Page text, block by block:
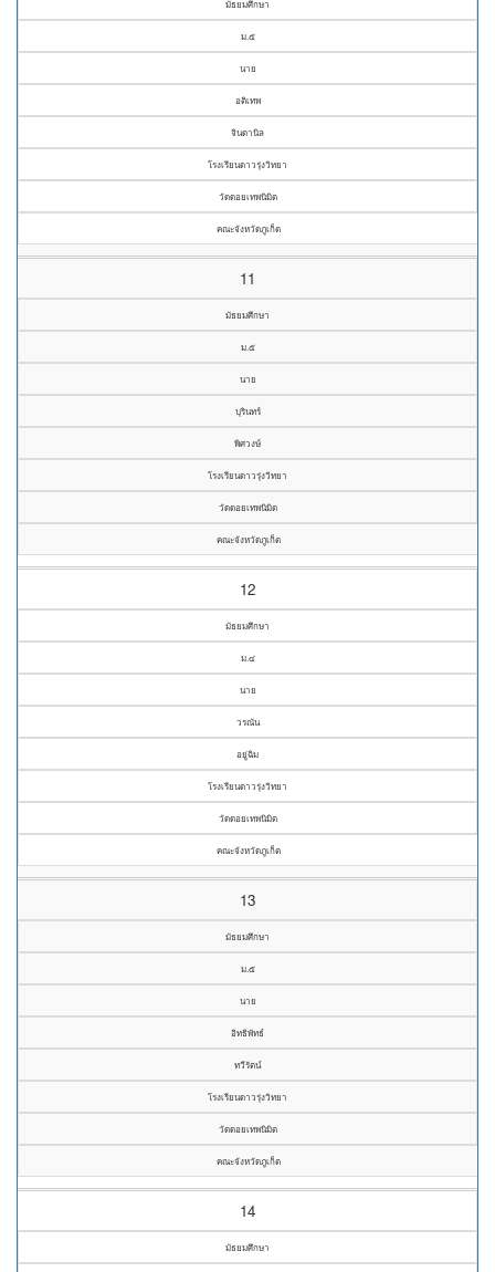
มัธยมศึกษา
ม.๕
นาย
อติเทพ
จินดานิล
โรงเรียนดาวรุ่งวิทยา
วัดดอยเทพนิมิต
คณะจังหวัดภูเก็ต
11
มัธยมศึกษา
ม.๕
นาย
บุรินทร์
พิศวงษ์
โรงเรียนดาวรุ่งวิทยา
วัดดอยเทพนิมิต
คณะจังหวัดภูเก็ต
12
มัธยมศึกษา
ม.๔
นาย
วรณัน
อยู่ฉิม
โรงเรียนดาวรุ่งวิทยา
วัดดอยเทพนิมิต
คณะจังหวัดภูเก็ต
13
มัธยมศึกษา
ม.๕
นาย
อิทธิพัทธ์
ทวีรัตน์
โรงเรียนดาวรุ่งวิทยา
วัดดอยเทพนิมิต
คณะจังหวัดภูเก็ต
14
มัธยมศึกษา